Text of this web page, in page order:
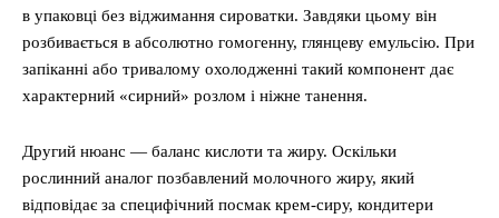
в упаковці без віджимання сироватки. Завдяки цьому він
розбивається в абсолютно гомогенну, глянцеву емульсію. При
запіканні або тривалому охолодженні такий компонент дає
характерний «сирний» розлом і ніжне танення.
Другий нюанс — баланс кислоти та жиру. Оскільки
рослинний аналог позбавлений молочного жиру, який
відповідає за специфічний посмак крем-сиру, кондитери